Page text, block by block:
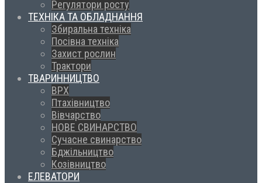
Регулятори росту
ТЕХНІКА ТА ОБЛАДНАННЯ
Збиральна техніка
Посівна техніка
Захист рослин
Трактори
ТВАРИННИЦТВО
ВРХ
Птахівництво
Вівчарство
НОВЕ СВИНАРСТВО
Сучасне свинарство
Бджільництво
Козівництво
ЕЛЕВАТОРИ